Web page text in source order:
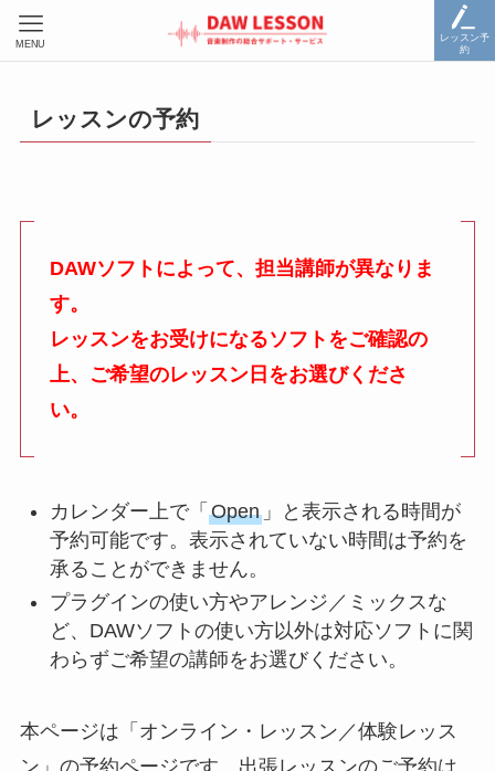
レッスン予
約
MENU
レッスンの予約
DAWソフトによって、担当講師が異なりま
す。
レッスンをお受けになるソフトをご確認の
上、ご希望のレッスン日をお選びくださ
い。
カレンダー上で「 Open」と表示される時間が
予約可能です。表示されていない時間は予約を
承ることができません。
プラグインの使い方やアレンジ／ミックスな
ど、DAWソフトの使い方以外は対応ソフトに関
わらずご希望の講師をお選びください。
本ページは「オンライン・レッスン／体験レッス